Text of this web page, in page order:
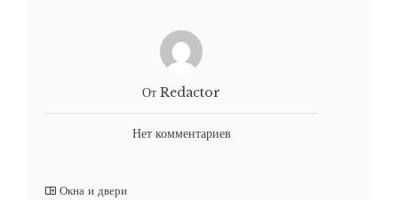
От Redactor
Нет комментариев
Окна и двери